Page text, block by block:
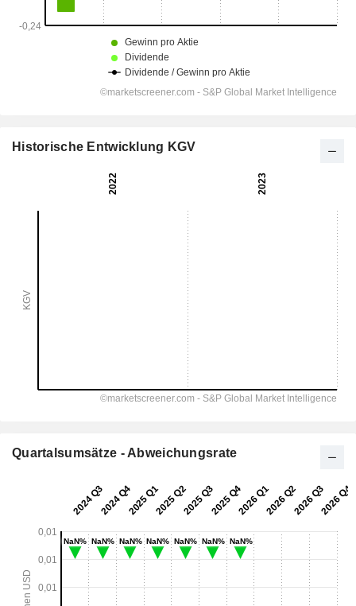
Historische Entwicklung KGV
Quartalsumsätze - Abweichungsrate